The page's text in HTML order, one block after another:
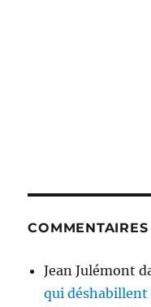
Jean Julémont
qui déshabillent